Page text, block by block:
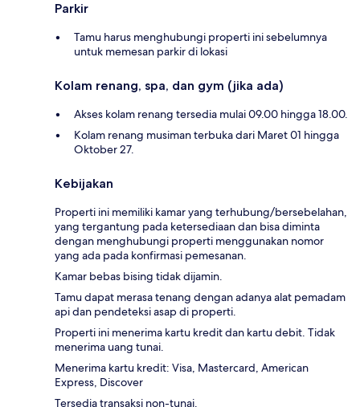
Parkir
Tamu harus menghubungi properti ini sebelumnya
untuk memesan parkir di lokasi
Kolam renang, spa, dan gym (jika ada)
Akses kolam renang tersedia mulai 09.00 hingga 18.00.
Kolam renang musiman terbuka dari Maret 01 hingga
Oktober 27.
Kebijakan
Properti ini memiliki kamar yang terhubung/bersebelahan,
yang tergantung pada ketersediaan dan bisa diminta
dengan menghubungi properti menggunakan nomor
yang ada pada konfirmasi pemesanan.
Kamar bebas bising tidak dijamin.
Tamu dapat merasa tenang dengan adanya alat pemadam
api dan pendeteksi asap di properti.
Properti ini menerima kartu kredit dan kartu debit. Tidak
menerima uang tunai.
Menerima kartu kredit: Visa, Mastercard, American
Express, Discover
Tersedia transaksi non-tunai.